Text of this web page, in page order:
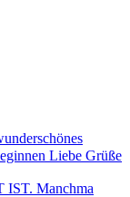
Manchma